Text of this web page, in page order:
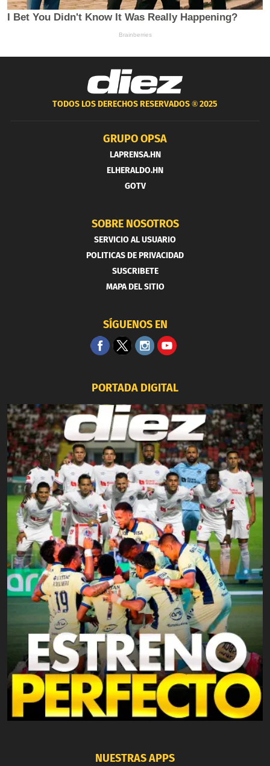
TODOS LOS DERECHOS RESERVADOS ®2025
GRUPO OPSA
LAPRENSA.HN
ELHERALDO.HN
GOTV
SOBRE NOSOTROS
SERVICIO AL USUARIO
POLITICAS DE PRIVACIDAD
SUSCRIBETE
MAPA DEL SITIO
SÍGUENOS EN
PORTADA DIGITAL
NUESTRAS APPS